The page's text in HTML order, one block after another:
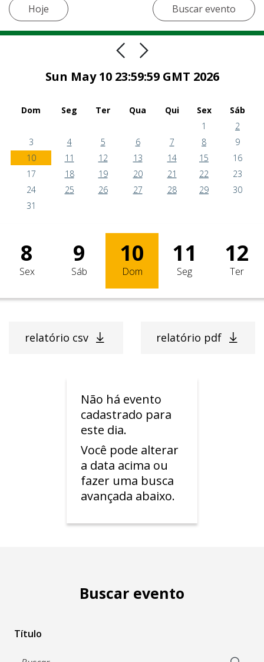
Hoje Buscar evento
Sun May 10 23:59:59 GMT 2026
Dom Seg Ter Qua Qui Sex
Sáb
1
2
3
4 5 6 7 8
9
10
11 12 13 14 15
16
17
18 19 20 21 22
23
24
25 26 27 28 29
30
31
8
Sex
9
Sáb
10
Dom
11
Seg
12
Ter
relatório csv relatório pdf
Não há evento
cadastrado para
este dia.
Você pode alterar
a data acima ou
fazer uma busca
avançada abaixo.
Buscar evento
Título